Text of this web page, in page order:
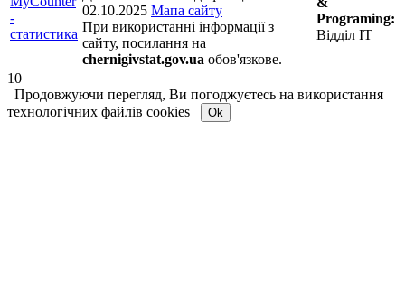
02.10.2025 Мапа сайту
При використанні інформації з
сайту, посилання на
chernigivstat.gov.ua обов'язкове.
Programing:
Відділ ІТ
10
Продовжуючи перегляд, Ви погоджуєтесь на використання
технологічних файлів cookies
Ok